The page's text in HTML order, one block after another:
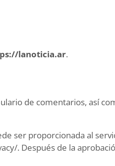
lanoticia.ar.
de comentarios, así
ser proporcionada al
. Después de la